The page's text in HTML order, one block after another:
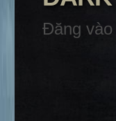
Đăng